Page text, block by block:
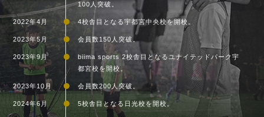
100人突破。
2022年4月 4校舎目となる宇都宮中央校を開校。
2023年5月 会員数150人突破。
2023年9月
biima sports 2校舎目となるユナイテッドパーク宇
都宮校を開校。
2023年10月 会員数200人突破。
2024年6月 5校舎目となる日光校を開校。